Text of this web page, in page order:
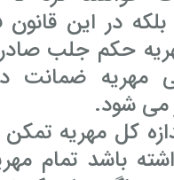
در این
مهریه حکم جلب
مهریه ضمانت
می شود.
کل مهریه تمکن
باشد تمام